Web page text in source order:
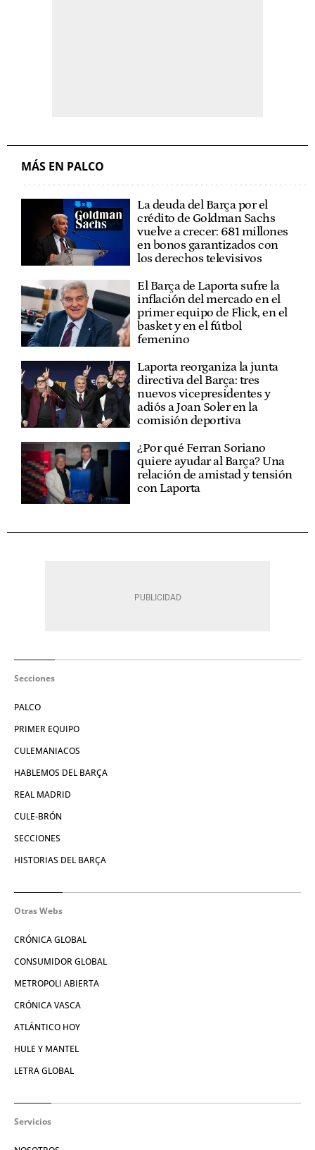
MÁS EN PALCO
La deuda del Barça por el
crédito de Goldman Sachs
vuelve a crecer: 681 millones
en bonos garantizados con
los derechos televisivos
El Barça de Laporta sufre la
inflación del mercado en el
primer equipo de Flick, en el
basket y en el fútbol
femenino
Laporta reorganiza la junta
directiva del Barça: tres
nuevos vicepresidentes y
adiós a Joan Soler en la
comisión deportiva
¿Por qué Ferran Soriano
quiere ayudar al Barça? Una
relación de amistad y tensión
con Laporta
Secciones
PALCO
PRIMER EQUIPO
CULEMANIACOS
HABLEMOS DEL BARÇA
REAL MADRID
CULE-BRÓN
SECCIONES
HISTORIAS DEL BARÇA
Otras Webs
CRÓNICA GLOBAL
CONSUMIDOR GLOBAL
METROPOLI ABIERTA
CRÓNICA VASCA
ATLÁNTICO HOY
HULE Y MANTEL
LETRA GLOBAL
Servicios